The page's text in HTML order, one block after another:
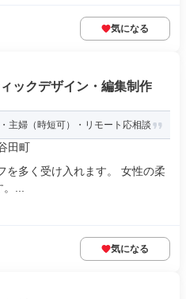
気になる
ックデザイン・編集制作
婦（時短可）・リモート応相談
田町
を多く受け入れます。 女性の柔
...
気になる